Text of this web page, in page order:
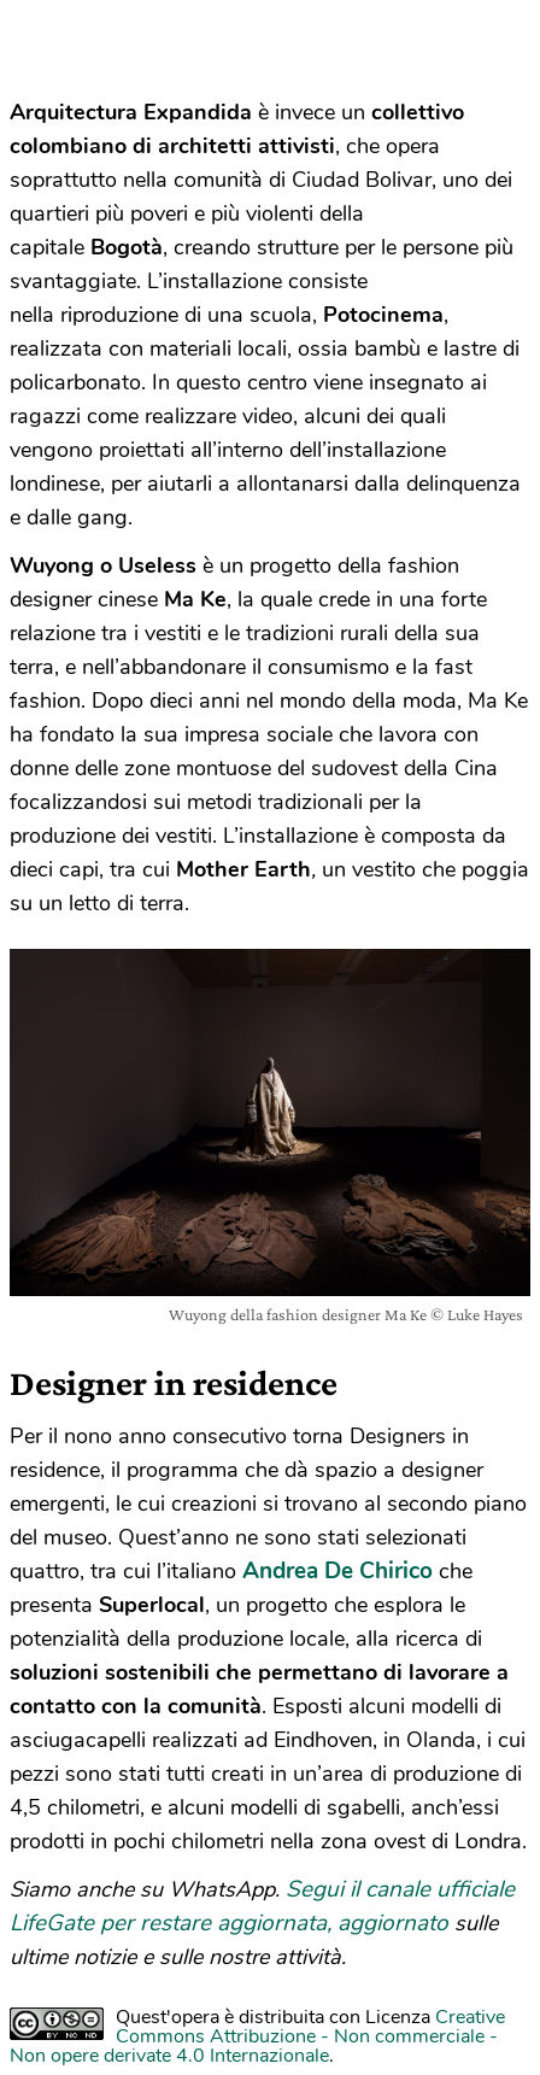
Arquitectura Expandida è invece un collettivo
colombiano di architetti attivisti, che opera
soprattutto nella comunità di Ciudad Bolivar, uno dei
quartieri più poveri e più violenti della
capitale Bogotà, creando strutture per le persone più
svantaggiate. L’installazione consiste
nella riproduzione di una scuola, Potocinema,
realizzata con materiali locali, ossia bambù e lastre di
policarbonato. In questo centro viene insegnato ai
ragazzi come realizzare video, alcuni dei quali
vengono proiettati all’interno dell’installazione
londinese, per aiutarli a allontanarsi dalla delinquenza
e dalle gang.
Wuyong o Useless è un progetto della fashion
designer cinese Ma Ke, la quale crede in una forte
relazione tra i vestiti e le tradizioni rurali della sua
terra, e nell’abbandonare il consumismo e la fast
fashion. Dopo dieci anni nel mondo della moda, Ma Ke
ha fondato la sua impresa sociale che lavora con
donne delle zone montuose del sudovest della Cina
focalizzandosi sui metodi tradizionali per la
produzione dei vestiti. L’installazione è composta da
dieci capi, tra cui Mother Earth, un vestito che poggia
su un letto di terra.
Wuyong della fashion designer Ma Ke © Luke Hayes
Designer in residence
Per il nono anno consecutivo torna Designers in
residence, il programma che dà spazio a designer
emergenti, le cui creazioni si trovano al secondo piano
del museo. Quest’anno ne sono stati selezionati
quattro, tra cui l’italiano Andrea De Chirico che
presenta Superlocal, un progetto che esplora le
potenzialità della produzione locale, alla ricerca di
soluzioni sostenibili che permettano di lavorare a
contatto con la comunità. Esposti alcuni modelli di
asciugacapelli realizzati ad Eindhoven, in Olanda, i cui
pezzi sono stati tutti creati in un’area di produzione di
4,5 chilometri, e alcuni modelli di sgabelli, anch’essi
prodotti in pochi chilometri nella zona ovest di Londra.
Siamo anche su WhatsApp. Segui il canale ufficiale
LifeGate per restare aggiornata, aggiornato sulle
ultime notizie e sulle nostre attività.
Quest'opera è distribuita con Licenza Creative
Commons Attribuzione - Non commerciale -
Non opere derivate 4.0 Internazionale.